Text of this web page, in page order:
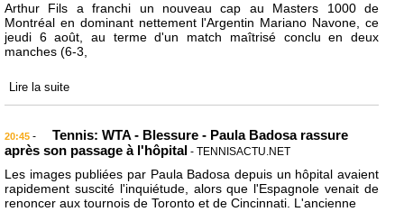
Arthur Fils a franchi un nouveau cap au Masters 1000 de
Montréal en dominant nettement l'Argentin Mariano Navone, ce
jeudi 6 août, au terme d'un match maîtrisé conclu en deux
manches (6-3,
Lire la suite
20:45 -
Tennis: WTA - Blessure - Paula Badosa rassure
après son passage à l'hôpital - TENNISACTU.NET
Les images publiées par Paula Badosa depuis un hôpital avaient
rapidement suscité l'inquiétude, alors que l'Espagnole venait de
renoncer aux tournois de Toronto et de Cincinnati. L'ancienne